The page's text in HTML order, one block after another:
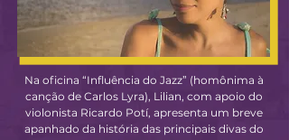
Na oficina “Influência do Jazz” (homônima à
canção de Carlos Lyra), Lilian, com apoio do
violonista Ricardo Potí, apresenta um breve
apanhado da história das principais divas do